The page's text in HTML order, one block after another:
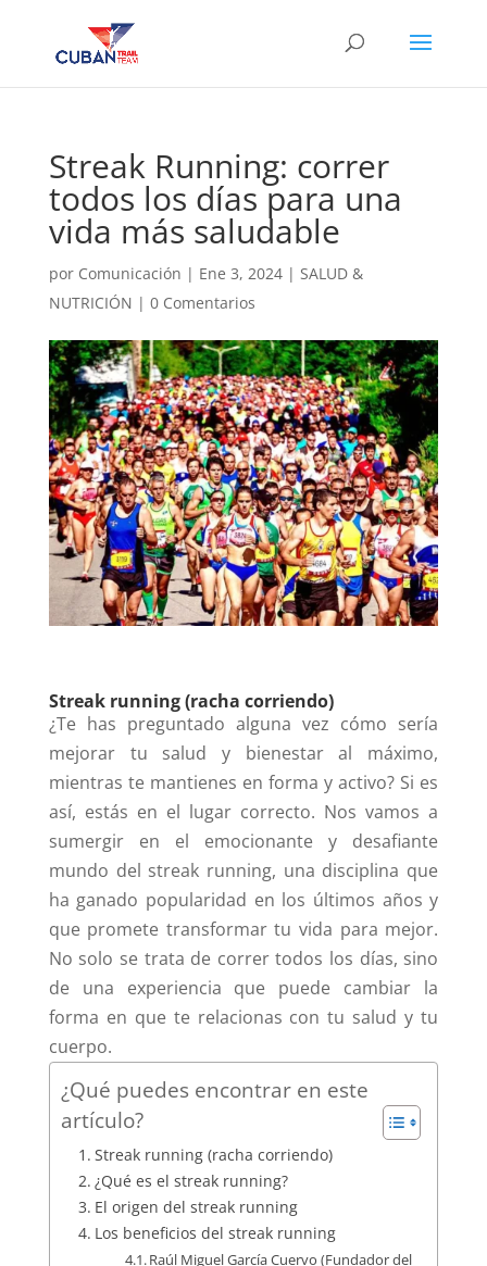
Streak Running: correr
todos los días para una
vida más saludable
por Comunicación | Ene 3, 2024| SALUD &
NUTRICIÓN | 0 Comentarios
Streak running (racha corriendo)
¿Te has preguntado alguna vez cómo sería
mejorar tu salud y bienestar al máximo,
mientras te mantienes en forma y activo? Si es
así, estás en el lugar correcto. Nos vamos a
sumergir en el emocionante y desafiante
mundo del streak running, una disciplina que
ha ganado popularidad en los últimos años y
que promete transformar tu vida para mejor.
No solo se trata de correr todos los días, sino
de una experiencia que puede cambiar la
forma en que te relacionas con tu salud y tu
cuerpo.
¿Qué puedes encontrar en este
artículo?
Streak running (racha corriendo)
¿Qué es el streak running?
El origen del streak running
Los beneficios del streak running
Raúl Miguel García Cuervo (Fundador del